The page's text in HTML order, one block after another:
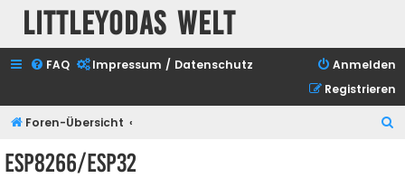
Littleyodas Welt
FAQ Impressum / Datenschutz
Anmelden
Registrieren
Foren-Übersicht
ESP8266/ESP32